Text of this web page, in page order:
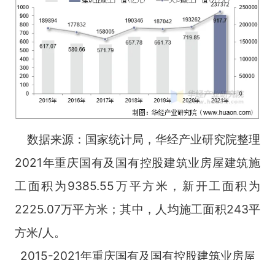
数据来源：国家统计局，华经产业研究院整理
2021年重庆国有及国有控股建筑业房屋建筑施
工面积为9385.55万平方米，新开工面积为
2225.07万平方米；其中，人均施工面积243平
方米/人。
2015-2021年重庆国有及国有控股建筑业房屋